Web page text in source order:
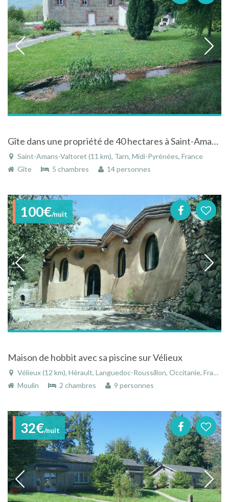
Gîte dans une propriété de 40 hectares à Saint-Amans-Valtoret en Midi-Pyrénées
Saint-Amans-Valtoret (11 km), Tarn, Midi-Pyrénées, France
Gîte
5 chambres 14 personnes
100€/nuit
Maison de hobbit avec sa piscine sur Vélieux
Vélieux (12 km), Hérault, Languedoc-Roussillon, Occitanie, France
Moulin
2 chambres 9 personnes
32€/nuit